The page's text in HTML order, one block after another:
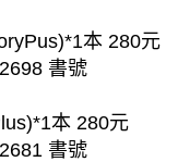
本 280元
書號
本 280元
書號